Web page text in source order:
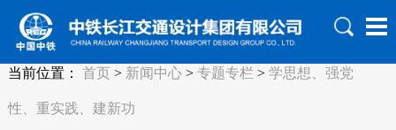
当前位置： 首页> 新闻中心> 专题专栏 > 学思想、强党
性、重实践、建新功